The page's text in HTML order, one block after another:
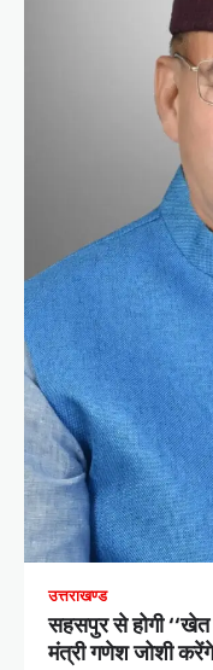
उत्तराखण्ड
सहसपुर से होगी
मंत्री गणेश जोशी